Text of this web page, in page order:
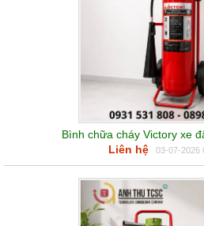
Bình chữa cháy Victory xe
Liên hệ
03-07-2026